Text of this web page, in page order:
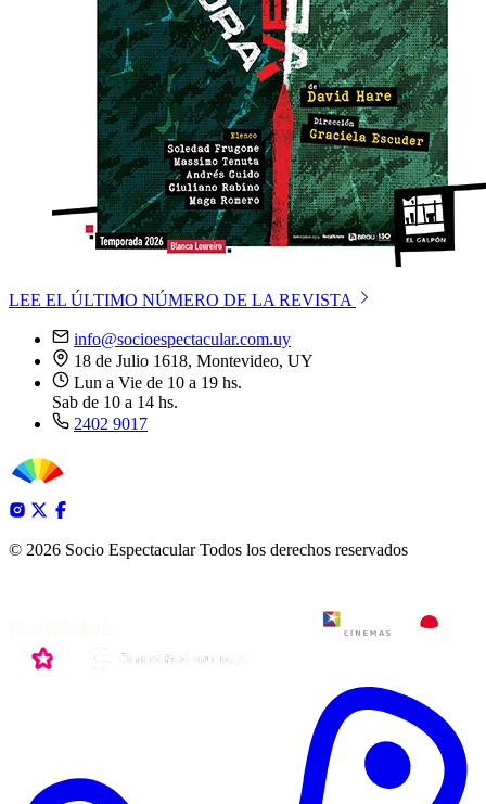
LEE EL ÚLTIMO NÚMERO DE LA REVISTA
info@socioespectacular.com.uy
18 de Julio 1618, Montevideo, UY
Lun a Vie de 10 a 19 hs.
Sab de 10 a 14 hs.
2402 9017
© 2026 Socio Espectacular Todos los derechos reservados